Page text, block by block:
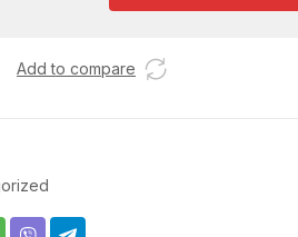
Add to compare